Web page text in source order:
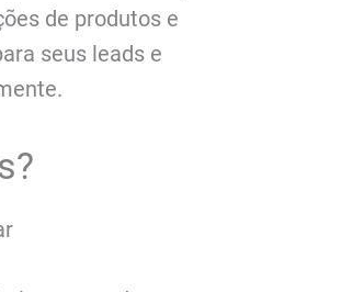
de produtos e
seus leads e